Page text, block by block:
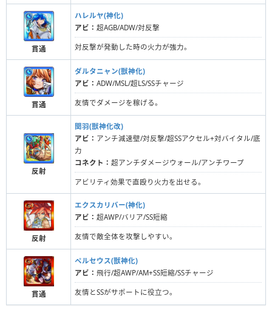
貫通
ハレルヤ(神化)
アビ： 超AGB/ADW/対反撃
対反撃が発動した時の火力が強力。
貫通
ダルタニャン(獣神化)
アビ： ADW/MSL/超LS/SSチャージ
友情でダメージを稼げる。
反射
関羽(獣神化改)
アビ： アンチ減速壁/対反撃/超SSアクセル+対バイタル/底
力
コネクト： 超アンチダメージウォール/アンチワープ
アビリティ効果で直殴り火力を出せる。
反射
エクスカリバー(神化)
アビ： 超AWP/バリア/SS短縮
友情で敵全体を攻撃しやすい。
貫通
ペルセウス(獣神化)
アビ： 飛行/超AWP/AM+SS短縮/SSチャージ
友情とSSがサポートに役立つ。